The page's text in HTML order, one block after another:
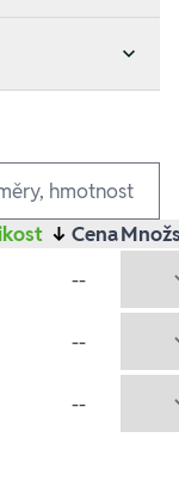
↓ Cena
--
--
--